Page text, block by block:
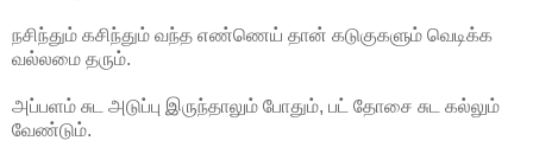
நசிந்தும் கசிந்தும் வந்த எண்ணெய் தான் கடுகுகளும் வெடிக்க
வல்லமை தரும்.
அப்பளம் சுட அடுப்பு இருந்தாலும் போதும், பட் தோசை சுட கல்லும்
வேண்டும்.